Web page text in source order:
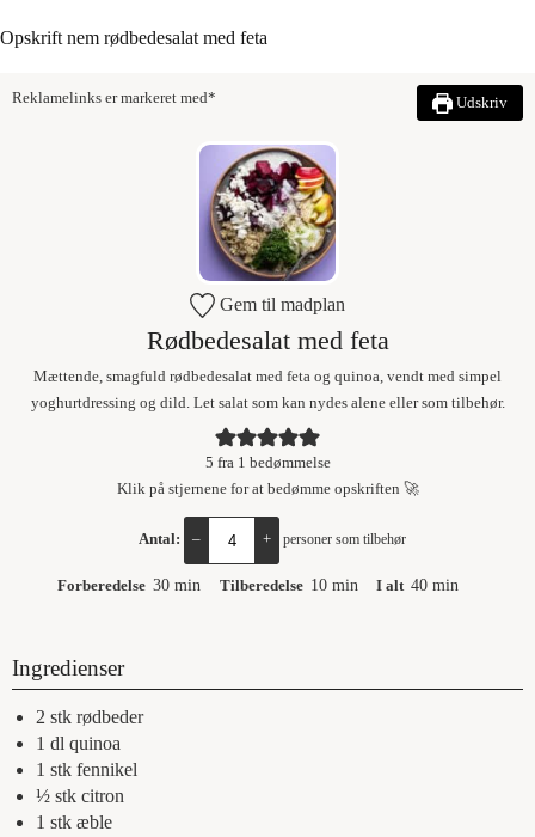
Opskrift nem rødbedesalat med feta
Reklamelinks er markeret med* Udskriv
Gem til madplan
Rødbedesalat med feta
Mættende, smagfuld rødbedesalat med feta og quinoa, vendt med simpel
yoghurtdressing og dild. Let salat som kan nydes alene eller som tilbehør.
5 fra 1 bedømmelse
Klik på stjernene for at bedømme opskriften 🚀
Antal: – + personer som tilbehør
Forberedelse 30 min Tilberedelse 10 min I alt 40 min
Ingredienser
2 stk rødbeder
1 dl quinoa
1 stk fennikel
½ stk citron
1 stk æble